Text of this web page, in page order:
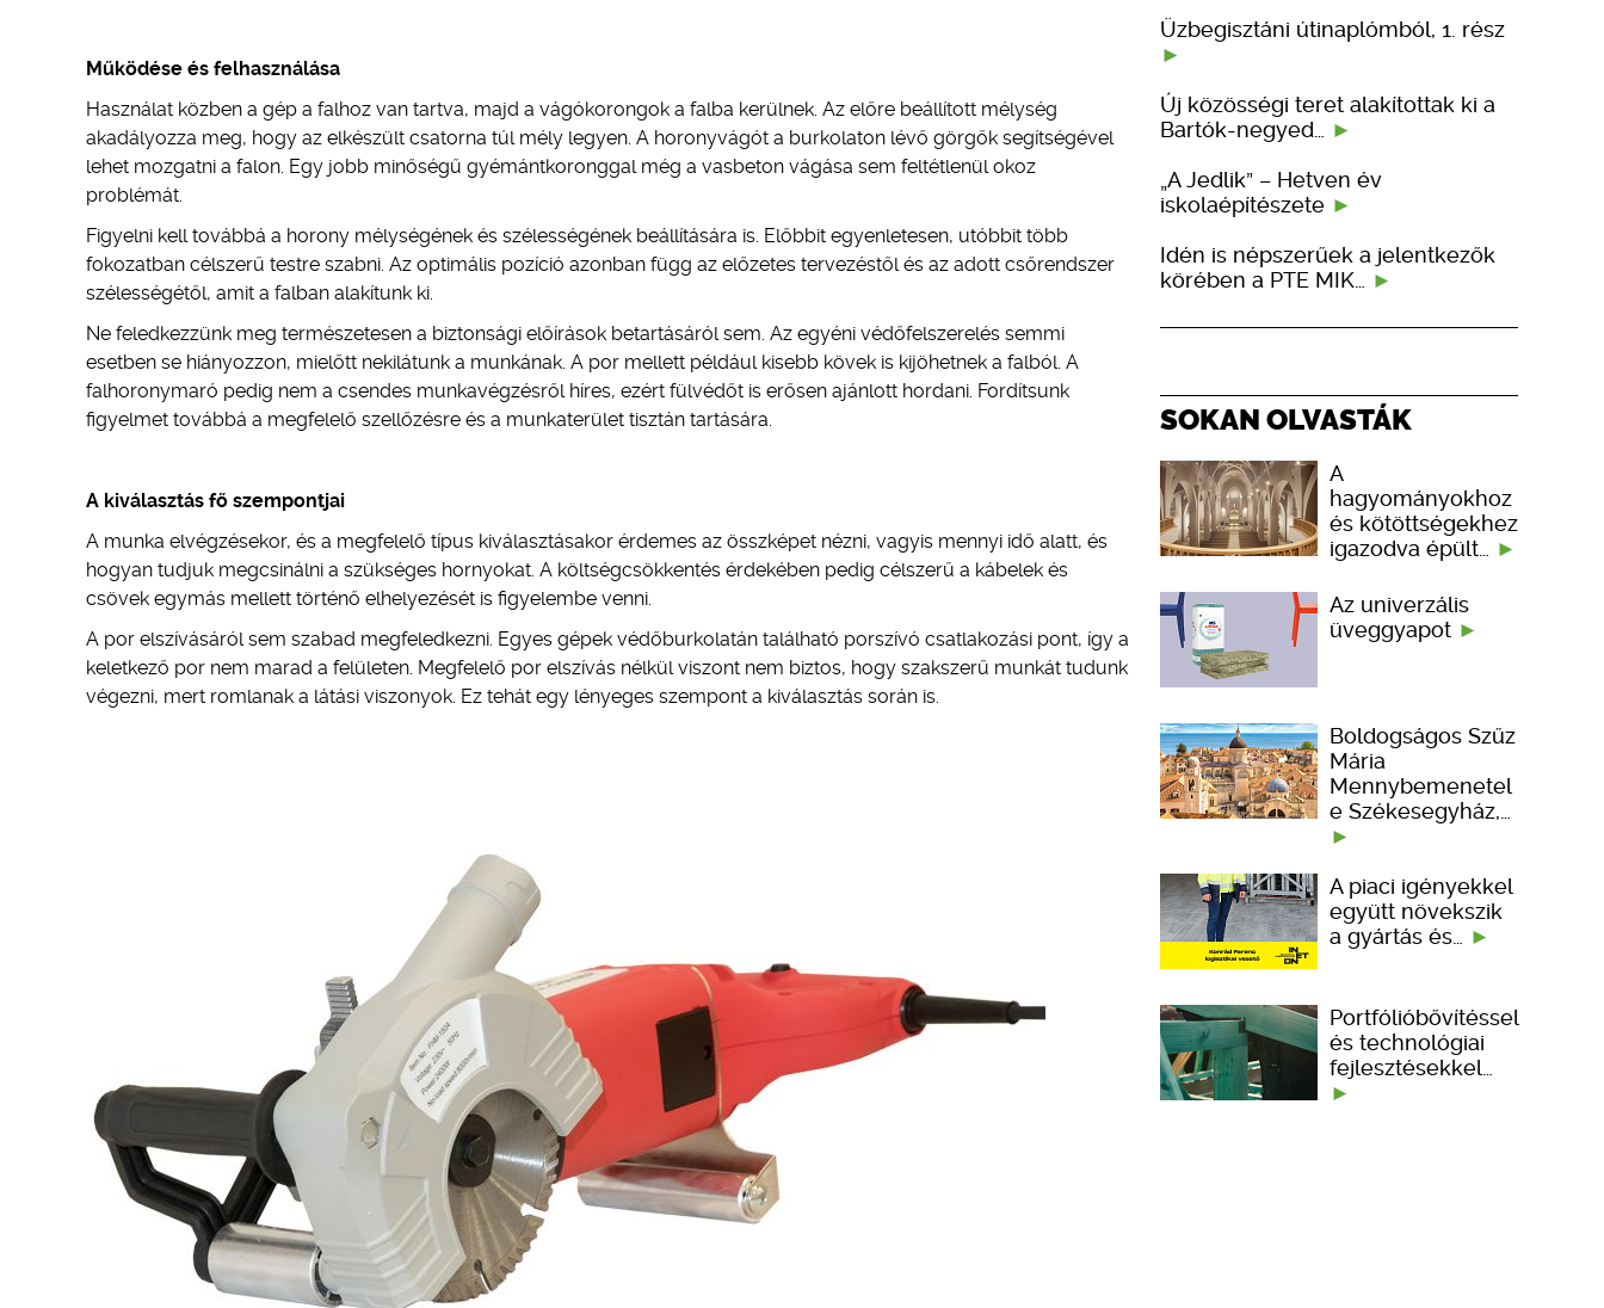
Működése és felhasználása
Használat közben a gép a falhoz van tartva, majd a vágókorongok a falba kerülnek. Az előre beállított mélység
akadályozza meg, hogy az elkészült csatorna túl mély legyen. A horonyvágót a burkolaton lévő görgők segítségével
lehet mozgatni a falon. Egy jobb minőségű gyémántkoronggal még a vasbeton vágása sem feltétlenül okoz
problémát.
Figyelni kell továbbá a horony mélységének és szélességének beállítására is. Előbbit egyenletesen, utóbbit több
fokozatban célszerű testre szabni. Az optimális pozíció azonban függ az előzetes tervezéstől és az adott csőrendszer
szélességétől, amit a falban alakítunk ki.
Ne feledkezzünk meg természetesen a biztonsági előírások betartásáról sem. Az egyéni védőfelszerelés semmi
esetben se hiányozzon, mielőtt nekilátunk a munkának. A por mellett például kisebb kövek is kijöhetnek a falból. A
falhoronymaró pedig nem a csendes munkavégzésről híres, ezért fülvédőt is erősen ajánlott hordani. Fordítsunk
figyelmet továbbá a megfelelő szellőzésre és a munkaterület tisztán tartására.
A kiválasztás fő szempontjai
A munka elvégzésekor, és a megfelelő típus kiválasztásakor érdemes az összképet nézni, vagyis mennyi idő alatt, és
hogyan tudjuk megcsinálni a szükséges hornyokat. A költségcsökkentés érdekében pedig célszerű a kábelek és
csövek egymás mellett történő elhelyezését is figyelembe venni.
A por elszívásáról sem szabad megfeledkezni. Egyes gépek védőburkolatán található porszívó csatlakozási pont, így a
keletkező por nem marad a felületen. Megfelelő por elszívás nélkül viszont nem biztos, hogy szakszerű munkát tudunk
végezni, mert romlanak a látási viszonyok. Ez tehát egy lényeges szempont a kiválasztás során is.
Üzbegisztáni útinaplómból, 1. rész
Új közösségi teret alakítottak ki a
Bartók-negyed…
„A Jedlik” – Hetven év
iskolaépítészete
Idén is népszerűek a jelentkezők
körében a PTE MIK…
SOKAN OLVASTÁK
A
hagyományokhoz
és kötöttségekhez
igazodva épült…
Az univerzális
üveggyapot
Boldogságos Szűz
Mária
Mennybemenetel
e Székesegyház,…
A piaci igényekkel
együtt növekszik
a gyártás és…
Portfólióbővítéssel
és technológiai
fejlesztésekkel…